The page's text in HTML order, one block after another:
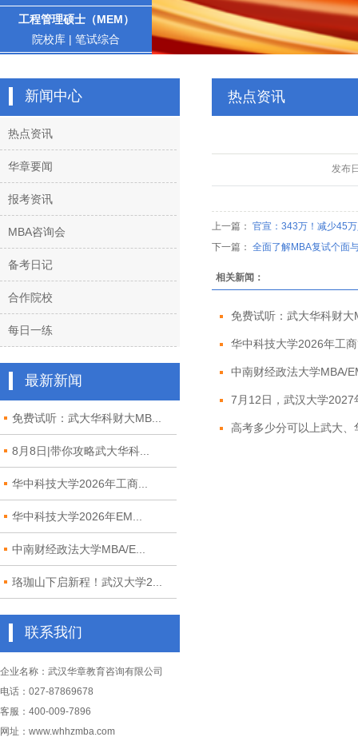
工程管理硕士（MEM）
院校库 | 笔试综合
新闻中心
热点资讯
华章要闻
报考资讯
MBA咨询会
备考日记
合作院校
每日一练
最新新闻
免费试听：武大华科财大MB...
8月8日|带你攻略武大华科...
华中科技大学2026年工商...
华中科技大学2026年EM...
中南财经政法大学MBA/E...
珞珈山下启新程！武汉大学2...
联系我们
企业名称：武汉华章教育咨询有限公司
电话：027-87869678
客服：400-009-7896
网址：www.whhzmba.com
热点资讯
发布
上一篇： 官宣：343万！减少45
下一篇： 全面了解MBA复试个面
相关新闻：
免费试听：武大华科财大
华中科技大学2026年工
中南财经政法大学MBA/
7月12日，武汉大学2027
高考多少分可以上武大